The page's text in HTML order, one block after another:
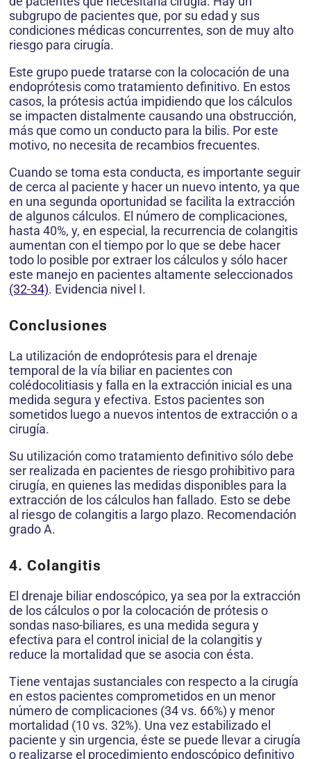
subgrupo de pacientes que, por su edad y sus
condiciones médicas concurrentes, son de muy alto
riesgo para cirugía.
Este grupo puede tratarse con la colocación de una
endoprótesis como tratamiento definitivo. En estos
casos, la prótesis actúa impidiendo que los cálculos
se impacten distalmente causando una obstrucción,
más que como un conducto para la bilis. Por este
motivo, no necesita de recambios frecuentes.
Cuando se toma esta conducta, es importante seguir
de cerca al paciente y hacer un nuevo intento, ya que
en una segunda oportunidad se facilita la extracción
de algunos cálculos. El número de complicaciones,
hasta 40%, y, en especial, la recurrencia de colangitis
aumentan con el tiempo por lo que se debe hacer
todo lo posible por extraer los cálculos y sólo hacer
este manejo en pacientes altamente seleccionados
(32-34). Evidencia nivel I.
Conclusiones
La utilización de endoprótesis para el drenaje
temporal de la vía biliar en pacientes con
colédocolitiasis y falla en la extracción inicial es una
medida segura y efectiva. Estos pacientes son
sometidos luego a nuevos intentos de extracción o a
cirugía.
Su utilización como tratamiento definitivo sólo debe
ser realizada en pacientes de riesgo prohibitivo para
cirugía, en quienes las medidas disponibles para la
extracción de los cálculos han fallado. Esto se debe
al riesgo de colangitis a largo plazo. Recomendación
grado A.
4. Colangitis
El drenaje biliar endoscópico, ya sea por la extracción
de los cálculos o por la colocación de prótesis o
sondas naso-biliares, es una medida segura y
efectiva para el control inicial de la colangitis y
reduce la mortalidad que se asocia con ésta.
Tiene ventajas sustanciales con respecto a la cirugía
en estos pacientes comprometidos en un menor
número de complicaciones (34 vs. 66%) y menor
mortalidad (10 vs. 32%). Una vez estabilizado el
paciente y sin urgencia, éste se puede llevar a cirugía
o realizarse el procedimiento endoscópico definitivo